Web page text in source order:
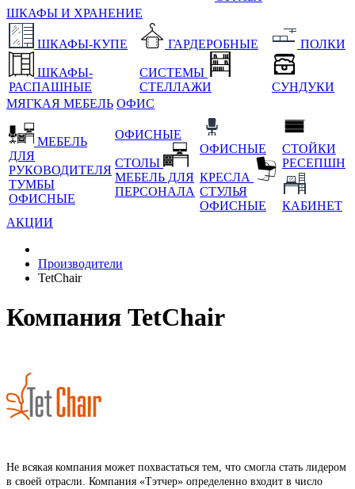
ШКАФЫ И ХРАНЕНИЕ
ШКАФЫ-КУПЕ
ШКАФЫ-
РАСПАШНЫЕ
ГАРДЕРОБНЫЕ
СИСТЕМЫ
СТЕЛЛАЖИ
ПОЛКИ
СУНДУКИ
МЯГКАЯ МЕБЕЛЬ ОФИС
МЕБЕЛЬ
ДЛЯ
РУКОВОДИТЕЛЯ
ТУМБЫ
ОФИСНЫЕ
ОФИСНЫЕ
СТОЛЫ
МЕБЕЛЬ ДЛЯ
ПЕРСОНАЛА
ОФИСНЫЕ
КРЕСЛА
СТУЛЬЯ
ОФИСНЫЕ
СТОЙКИ
РЕСЕПШН
КАБИНЕТ
АКЦИИ
Производители
TetChair
Компания TetChair
Не всякая компания может похвастаться тем, что смогла стать лидером
в своей отрасли. Компания «Тэтчер» определенно входит в число